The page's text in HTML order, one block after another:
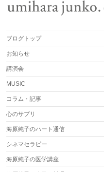
ブログトップ
お知らせ
講演会
MUSIC
コラム・記事
心のサプリ
海原純子のハート通信
シネマセラピー
海原純子の医学講座